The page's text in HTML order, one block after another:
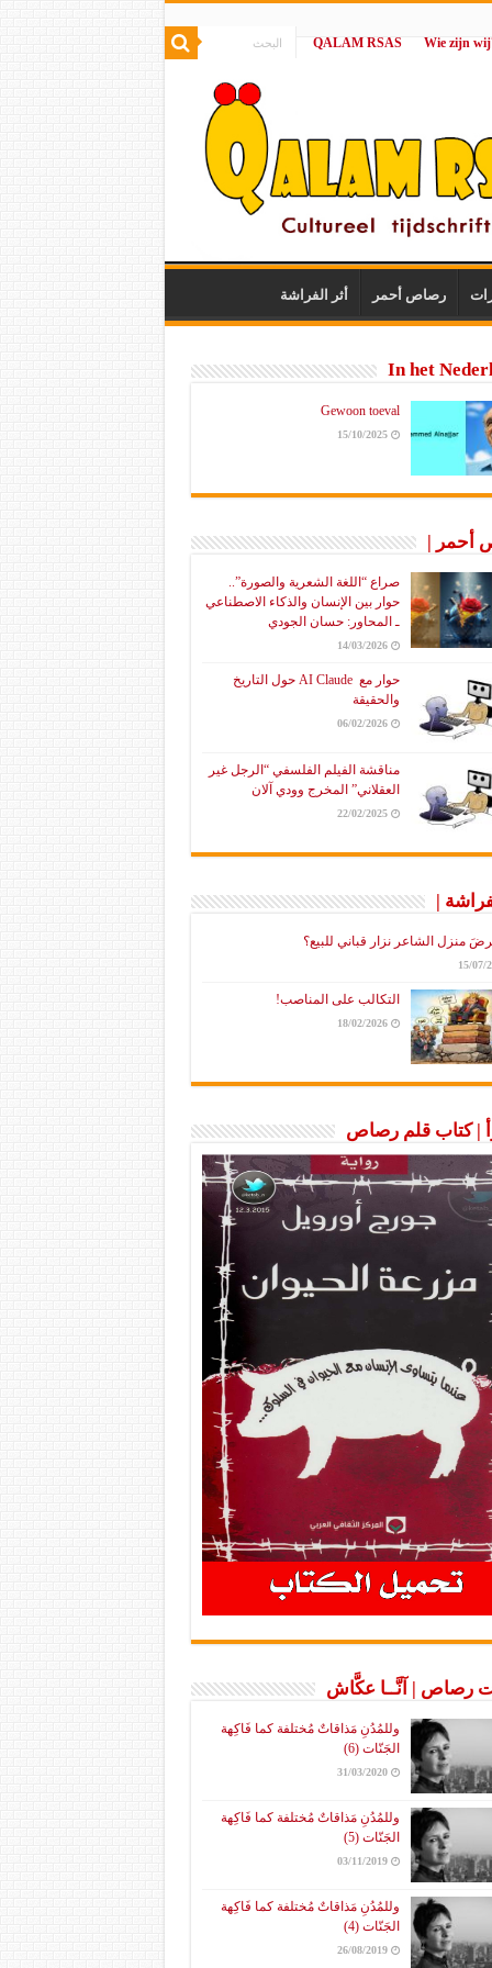
|
QALAM RSAS
رصاص أحمر أثر الفراشة
In het
Gewoon toeval
15/10/2025
أحمر |
صراع “اللغة الشعرية والصورة”..
حوار بين الإنسان والذكاء الاصطناعي
ـ المحاور: حسان الجودي
14/03/2026
حوار مع AI Claude حول التاريخ
والحقيقة
06/02/2026
مناقشة الفيلم الفلسفي “الرجل غير
العقلاني” المخرج وودي آلان
22/02/2025
|
منزل الشاعر نزار قباني للبيع؟
15/07/
التكالب على المناصب!
18/02/2026
| كتاب قلم رصاص
رصاص | آنَّــا عكَّاش
وللمُدُنِ مَذاقاتٌ مُختلفة كما فَاكِهة
الجَنّات (6)
31/03/2020
وللمُدُنِ مَذاقاتٌ مُختلفة كما فَاكِهة
الجَنّات (5)
03/11/2019
وللمُدُنِ مَذاقاتٌ مُختلفة كما فَاكِهة
الجَنّات (4)
26/08/2019